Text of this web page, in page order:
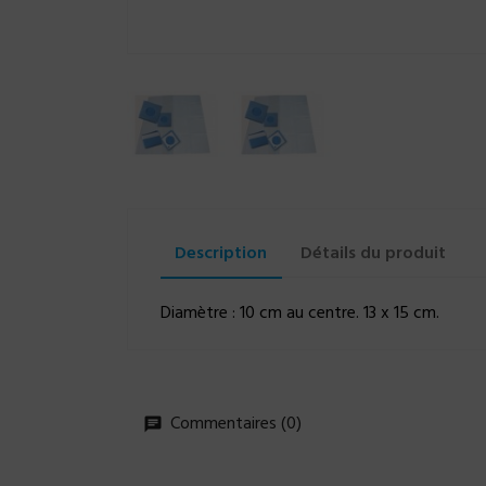
Description Détails du produit
Diamètre : 10 cm au centre. 13 x 15 cm.
Commentaires (0)